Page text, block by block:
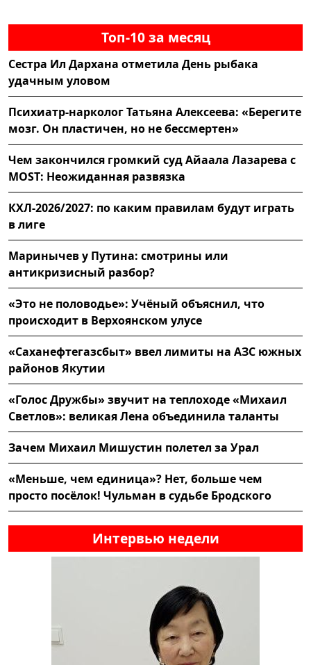
Топ-10 за месяц
Сестра Ил Дархана отметила День рыбака
удачным уловом
Психиатр-нарколог Татьяна Алексеева: «Берегите
мозг. Он пластичен, но не бессмертен»
Чем закончился громкий суд Айаала Лазарева с
MOST: Неожиданная развязка
КХЛ-2026/2027: по каким правилам будут играть
в лиге
Маринычев у Путина: смотрины или
антикризисный разбор?
«Это не половодье»: Учёный объяснил, что
происходит в Верхоянском улусе
«Саханефтегазсбыт» ввел лимиты на АЗС южных
районов Якутии
«Голос Дружбы» звучит на теплоходе «Михаил
Светлов»: великая Лена объединила таланты
Зачем Михаил Мишустин полетел за Урал
«Меньше, чем единица»? Нет, больше чем
просто посёлок! Чульман в судьбе Бродского
Интервью недели